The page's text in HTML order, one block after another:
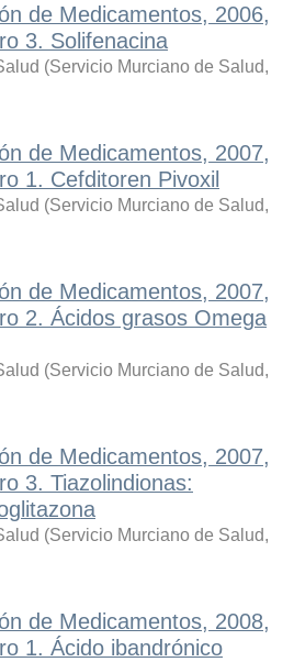
de Medicamentos, 2006,
3. Solifenacina
(Servicio Murciano de Salud,
de Medicamentos, 2007,
1. Cefditoren Pivoxil
(Servicio Murciano de Salud,
de Medicamentos, 2007,
2. Ácidos grasos Omega
(Servicio Murciano de Salud,
de Medicamentos, 2007,
3. Tiazolindionas:
(Servicio Murciano de Salud,
de Medicamentos, 2008,
1. Ácido ibandrónico